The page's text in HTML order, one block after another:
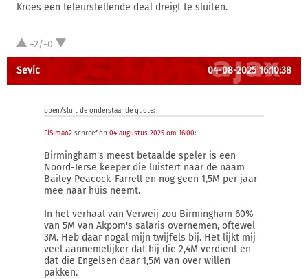
Kroes een teleurstellende deal dreigt te sluiten.
+2/-0
Sevic 04-08-2025 16:10:38
open/sluit de onderstaande quote:
ElSimao2 schreef op 04 augustus 2025 om 16:00:
Birmingham's meest betaalde speler is een
Noord-Ierse keeper die luistert naar de naam
Bailey Peacock-Farrell en nog geen 1,5M per jaar
mee naar huis neemt.
In het verhaal van Verweij zou Birmingham 60%
van 5M van Akpom's salaris overnemen, oftewel
3M. Heb daar nogal mijn twijfels bij. Het lijkt mij
veel aannemelijker dat hij die 2,4M verdient en
dat die Engelsen daar 1,5M van over willen
pakken.